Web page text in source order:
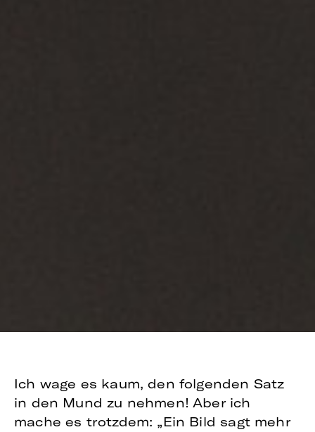
Ich wage es kaum, den folgenden Satz
in den Mund zu nehmen! Aber ich
mache es trotzdem: „Ein Bild sagt mehr